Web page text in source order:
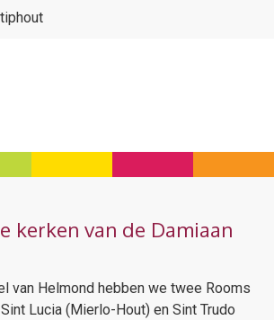
kerken van de Damiaan
van Helmond hebben we twee Rooms
Lucia (Mierlo-Hout) en Sint Trudo